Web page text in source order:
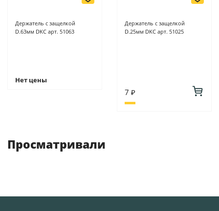
Держатель с защелкой
D.63мм DKC арт. 51063
Нет цены
Держатель с защелкой
D.25мм DKC арт. 51025
7 ₽
Просматривали